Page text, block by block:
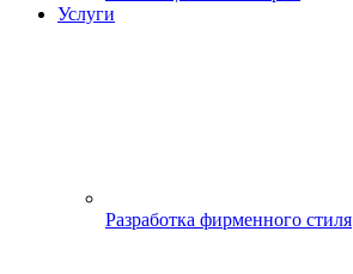
Услуги
Разработка фирменного стиля